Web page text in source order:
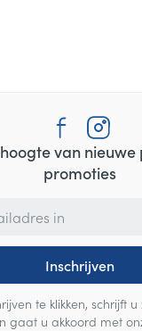
van
promoties
Inschrijven
te klikken, schrijft
gaat u akkoord met